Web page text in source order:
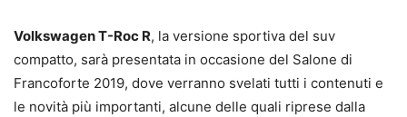
Volkswagen T-Roc R, la versione sportiva del suv
compatto, sarà presentata in occasione del Salone di
Francoforte 2019, dove verranno svelati tutti i contenuti e
le novità più importanti, alcune delle quali riprese dalla